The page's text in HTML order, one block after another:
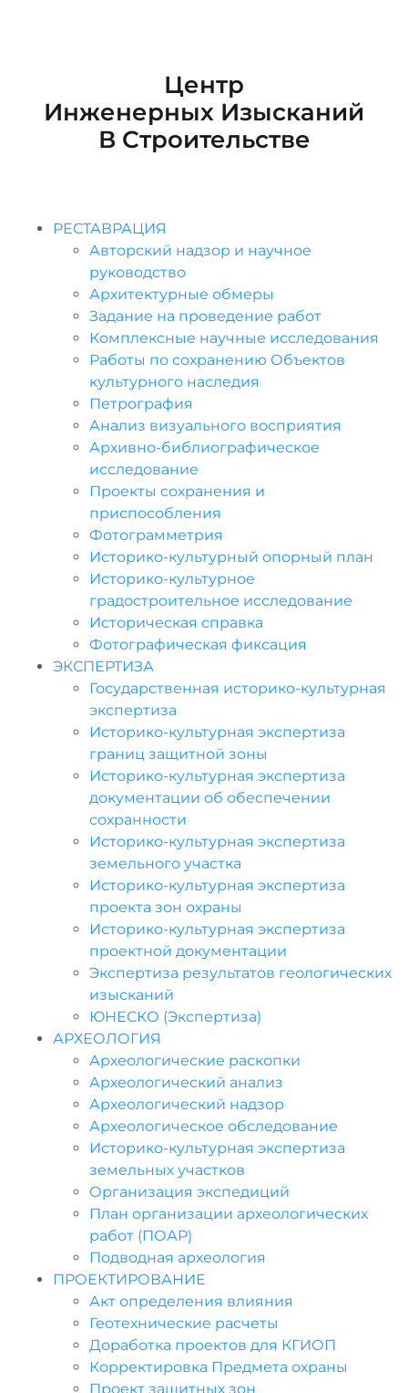
Центр
Инженерных Изысканий
В Строительстве
РЕСТАВРАЦИЯ
Авторский надзор и научное
руководство
Архитектурные обмеры
Задание на проведение работ
Комплексные научные исследования
Работы по сохранению Объектов
культурного наследия
Петрография
Анализ визуального восприятия
Архивно-библиографическое
исследование
Проекты сохранения и
приспособления
Фотограмметрия
Историко-культурный опорный план
Историко-культурное
градостроительное исследование
Историческая справка
Фотографическая фиксация
ЭКСПЕРТИЗА
Государственная историко-культурная
экспертиза
Историко-культурная экспертиза
границ защитной зоны
Историко-культурная экспертиза
документации об обеспечении
сохранности
Историко-культурная экспертиза
земельного участка
Историко-культурная экспертиза
проекта зон охраны
Историко-культурная экспертиза
проектной документации
Экспертиза результатов геологических
изысканий
ЮНЕСКО (Экспертиза)
АРХЕОЛОГИЯ
Археологические раскопки
Археологический анализ
Археологический надзор
Археологическое обследование
Историко-культурная экспертиза
земельных участков
Организация экспедиций
План организации археологических
работ (ПОАР)
Подводная археология
ПРОЕКТИРОВАНИЕ
Акт определения влияния
Геотехнические расчеты
Доработка проектов для КГИОП
Корректировка Предмета охраны
Проект защитных зон